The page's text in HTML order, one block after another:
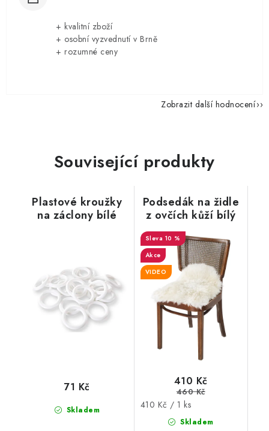
+ kvalitní zboží
+ osobní vyzvednutí v Brně
+ rozumné ceny
Zobrazit další hodnocení
Související produkty
Plastové kroužky
na záclony bílé
Skladem
71 Kč
Podsedák na židle
z ovčích kůží bílý
10 %
Akce
VIDEO
Skladem
410 Kč
460 Kč
Měrná
410 Kč / 1 ks